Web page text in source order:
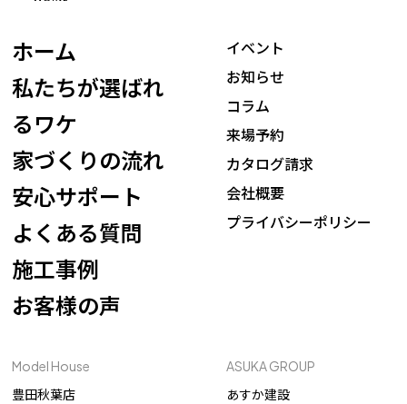
ホーム
私たちが選ばれ
るワケ
家づくりの流れ
安心サポート
よくある質問
施工事例
お客様の声
イベント
お知らせ
コラム
来場予約
カタログ請求
会社概要
プライバシーポリシー
Model House
豊田秋葉店
ASUKA GROUP
あすか建設